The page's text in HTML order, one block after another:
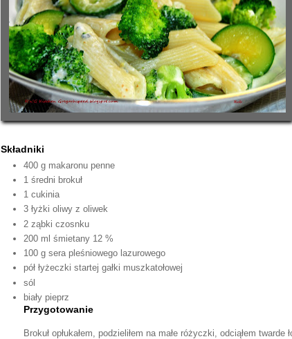
Składniki
400 g makaronu penne
1 średni brokuł
1 cukinia
3 łyżki oliwy z oliwek
2 ząbki czosnku
200 ml śmietany 12 %
100 g sera pleśniowego lazurowego
pół łyżeczki startej gałki muszkatołowej
sól
biały pieprz
Przygotowanie
Brokuł opłukałem, podzieliłem na małe różyczki, odciąłem twarde